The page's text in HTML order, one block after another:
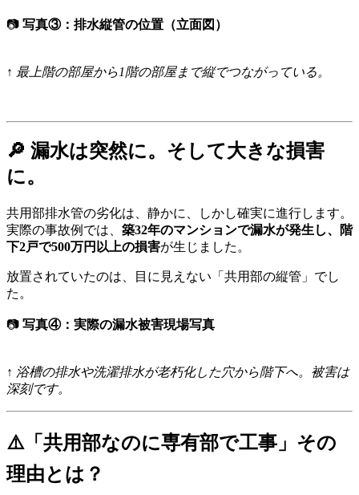
📷 写真③：排水縦管の位置（立面図）
↑ 最上階の部屋から1階の部屋まで縦でつながっている。
🔎 漏水は突然に。そして大きな損害
に。
共用部排水管の劣化は、静かに、しかし確実に進行します。
実際の事故例では、 築32年のマンションで漏水が発生し、階
下2戸で500万円以上の損害が生じました。
放置されていたのは、目に見えない「共用部の縦管」でし
た。
📷 写真④：実際の漏水被害現場写真
↑ 浴槽の排水や洗濯排水が老朽化した穴から階下へ。被害は
深刻です。
⚠️「共用部なのに専有部で工事」その
理由とは？